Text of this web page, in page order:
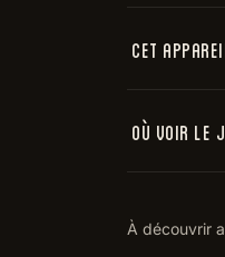
Cet
Où voir le
À découvrir